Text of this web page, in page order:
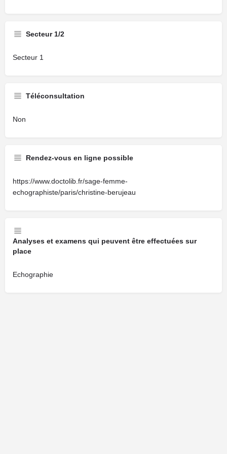
Secteur 1/2
Secteur 1
Téléconsultation
Non
Rendez-vous en ligne possible
https://www.doctolib.fr/sage-femme-
echographiste/paris/christine-berujeau
Analyses et examens qui peuvent être effectuées sur
place
Echographie